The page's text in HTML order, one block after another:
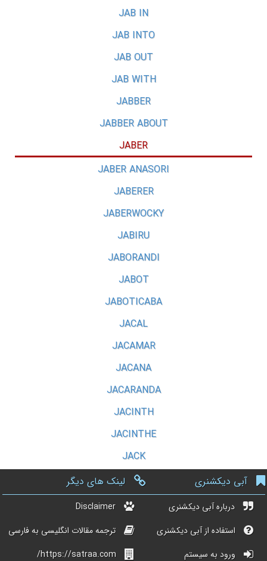
JAB IN
JAB INTO
JAB OUT
JAB WITH
JABBER
JABBER ABOUT
JABER
JABER ANASORI
JABERER
JABERWOCKY
JABIRU
JABORANDI
JABOT
JABOTICABA
JACAL
JACAMAR
JACANA
JACARANDA
JACINTH
JACINTHE
JACK
آبی دیکشنری
درباره آبی دیکشنری
استفاده از آبی دیکشنری
ورود به سیستم
لینک های دیگر
Disclaimer
ترجمه مقالات انگلیسی به فارسی
https://satraa.com/